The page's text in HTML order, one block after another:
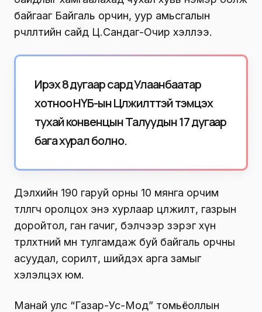
байгааг Байгаль орчин, уур амьсгалын
өөрчлөлтийн сайд Ц.Сандаг-Очир хэллээ.
Ирэх 8 дугаар сард Улаанбаатар
хотноо НҮБ-ын Цөлжилттэй тэмцэх
тухай конвенцын Талуудын 17 дугаар
бага хурал болно.
Дэлхийн 190 гаруй орны 10 мянга орчим
төлөөлөгч оролцох энэ хурлаар цөлжилт, газрын
доройтол, ган гачиг, бэлчээр зэрэг хүн
төрөлхтний өмнө тулгамдаж буй байгаль орчны
асуудал, сорилт, шийдэх арга замыг
хэлэлцэх юм.
Манай улс “Газар-Ус-Мод” томьёоллын